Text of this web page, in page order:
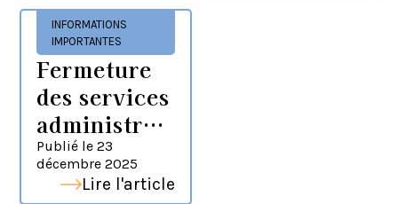
INFORMATIONS
IMPORTANTES
Fermeture
des services
administrati
fs et
techniques
Publié le 23
décembre 2025
Lire l'article